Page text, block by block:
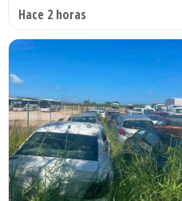
Hace 2 horas